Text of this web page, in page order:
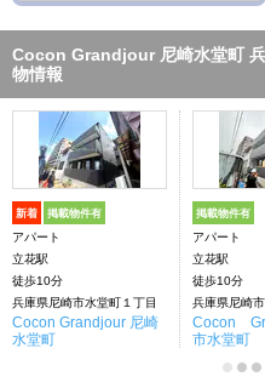
Cocon Grandjour 尼崎水堂町
物情報
新着 掲載物件有
アパート
立花駅
徒歩10分
兵庫県尼崎市水堂町１丁目
Cocon Grandjour 尼崎
水堂町
掲載物件有
アパート
立花駅
徒歩10分
兵庫県尼崎
Cocon
市水堂町